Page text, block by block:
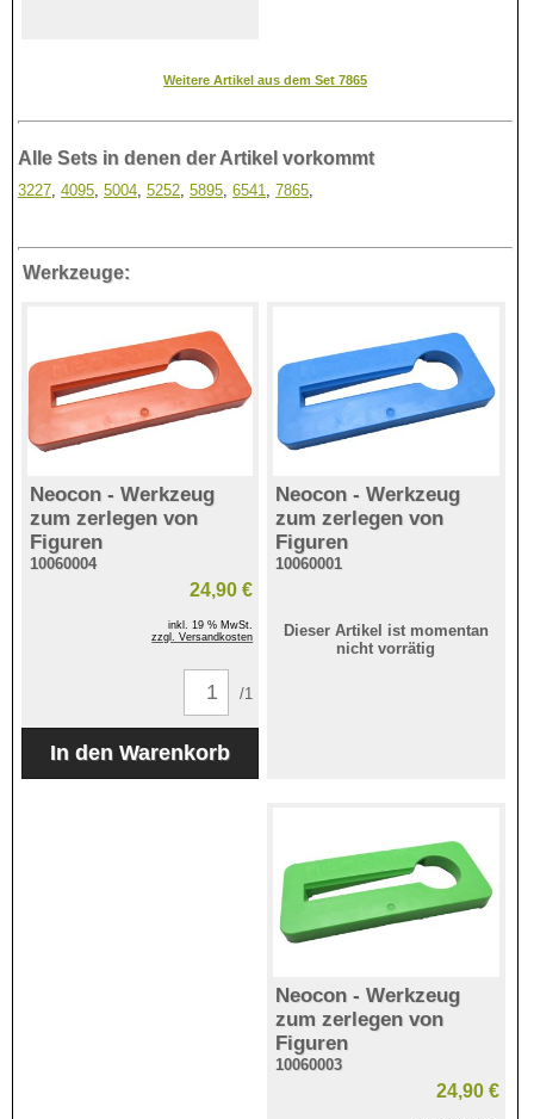
Weitere Artikel aus dem Set 7865
Alle Sets in denen der Artikel vorkommt
3227, 4095, 5004, 5252, 5895, 6541, 7865,
Werkzeuge:
Neocon - Werkzeug
zum zerlegen von
Figuren
10060004
24,90 €
inkl. 19 % MwSt.
zzgl. Versandkosten
/1
Neocon - Werkzeug
zum zerlegen von
Figuren
10060001
Dieser Artikel ist momentan
nicht vorrätig
Neocon - Werkzeug
zum zerlegen von
Figuren
10060003
24,90 €